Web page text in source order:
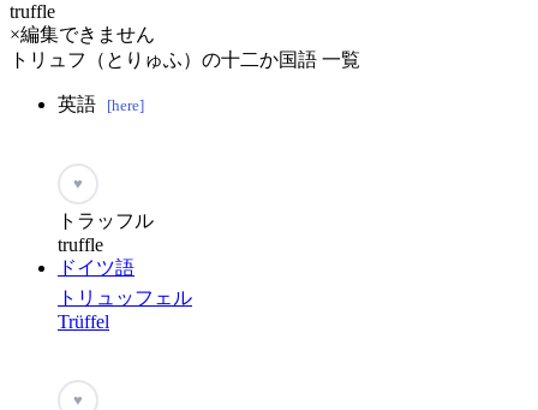
truffle
×編集できません
トリュフ（とりゅふ）の十二か国語 一覧
英語 [here]
♥
トラッフル
truffle
ドイツ語
トリュッフェル
Trüffel
♥